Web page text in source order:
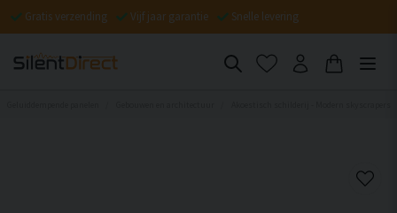
Gratis verzending Vijf jaar garantie Snelle levering